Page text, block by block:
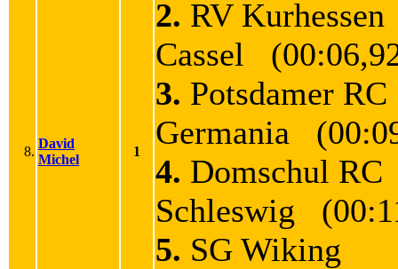
8.
David
Michel
1
2. RV Kurhessen
Cassel
3. Potsdamer RC
Germania
4. Domschul RC
Schleswig
5. SG Wiking